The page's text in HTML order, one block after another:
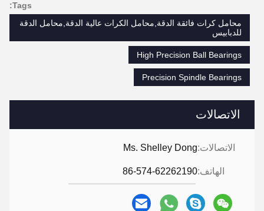
الاتصالات
الاتصالات:Ms. Shelley Dong
الهاتف:86-574-62262190
Tags:
محامل كرات فائقة الدقة,محامل الكرات عالية الدقة,محامل الدقة
للدبابيس
High Precision Ball Bearings
Precision Spindle Bearings